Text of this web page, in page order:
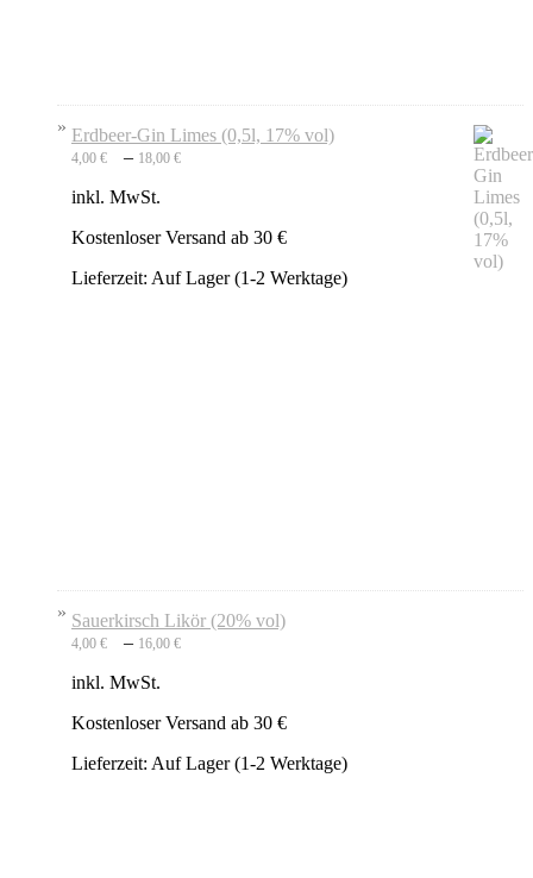
Erdbeer-Gin Limes (0,5l, 17% vol)
4,00 € – 18,00 €
inkl. MwSt.
Kostenloser Versand ab 30 €
Lieferzeit: Auf Lager (1-2 Werktage)
Sauerkirsch Likör (20% vol)
4,00 € – 16,00 €
inkl. MwSt.
Kostenloser Versand ab 30 €
Lieferzeit: Auf Lager (1-2 Werktage)